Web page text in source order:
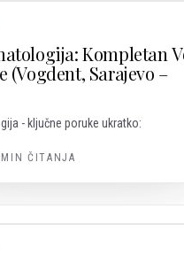
Kompletan
(Vogdent, Sarajevo –
- ključne poruke ukratko:
MIN ČITANJA